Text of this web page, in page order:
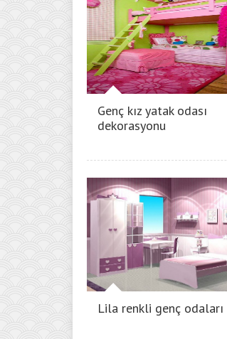
Genç kız yatak odası
dekorasyonu
Lila renkli genç odaları